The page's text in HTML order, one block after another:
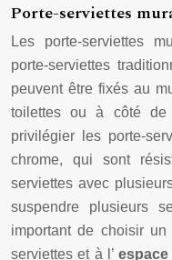
Porte-serviettes
Les porte-serviettes
porte-serviettes
peuvent être fixés au
toilettes ou à côté de
privilégier les porte-
chrome, qui sont
serviettes avec
suspendre plusieurs
important de choisir
serviettes et à l’espace